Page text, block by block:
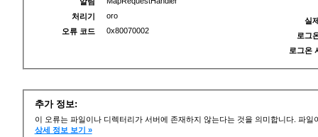
처리기
oro
오류 코드
0x80070002
실
로그
로그온
추가 정보:
이 오류는 파일이나 디렉터리가 서버에 존재하지 않는다는 것을 의미합니다. 파
상세 정보 보기 »